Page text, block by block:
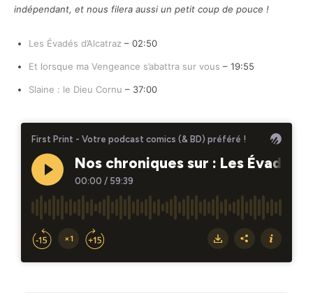
indépendant, et nous filera aussi un petit coup de pouce !
Les Évadés d’Alcatraz – 02:50
Et lorsque ma Vengeance s’abattra sur vous – 19:55
Slaine : le Dieu Cornu – 37:00